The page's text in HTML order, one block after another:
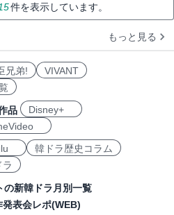
15件を表示しています。
もっと見る
兄弟!
VIVANT
品
Disney+
韓ドラ歴史コラム
の新韓ドラ月別一覧
発表会レポ(WEB)